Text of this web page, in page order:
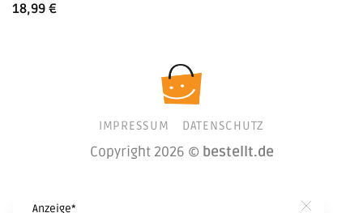
18,99 €
IMPRESSUM DATENSCHUTZ
Copyright 2026 © bestellt.de
Anzeige*